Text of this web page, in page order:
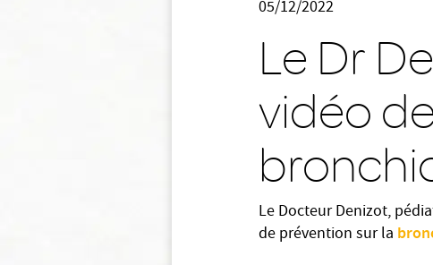
05/12/2022
Le Dr
vidéo
Le Docteur Denizot,
de prévention sur la